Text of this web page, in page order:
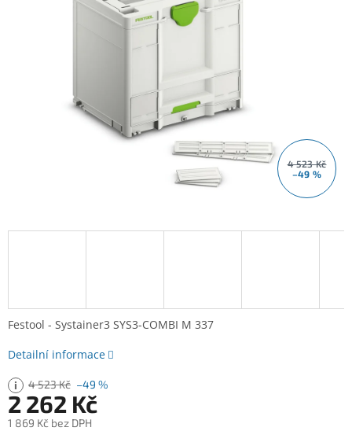
4 523 Kč
–49 %
Festool - Systainer3 SYS3-COMBI M 337
Detailní informace
4 523 Kč –49 %
2 262 Kč
1 869 Kč bez DPH